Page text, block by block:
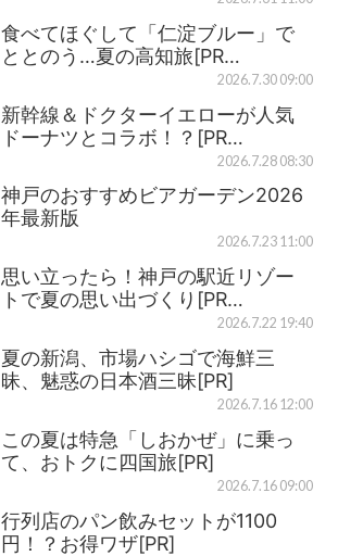
食べてほぐして「仁淀ブルー」で
ととのう…夏の高知旅[PR…
2026.7.30 09:00
新幹線＆ドクターイエローが人気
ドーナツとコラボ！？[PR…
2026.7.28 08:30
神戸のおすすめビアガーデン2026
年最新版
2026.7.23 11:00
思い立ったら！神戸の駅近リゾー
トで夏の思い出づくり[PR…
2026.7.22 19:40
夏の新潟、市場ハシゴで海鮮三
昧、魅惑の日本酒三昧[PR]
2026.7.16 12:00
この夏は特急「しおかぜ」に乗っ
て、おトクに四国旅[PR]
2026.7.16 09:00
行列店のパン飲みセットが1100
円！？お得ワザ[PR]